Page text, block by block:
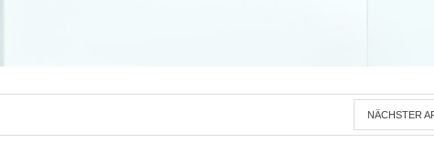
NÄCHSTER